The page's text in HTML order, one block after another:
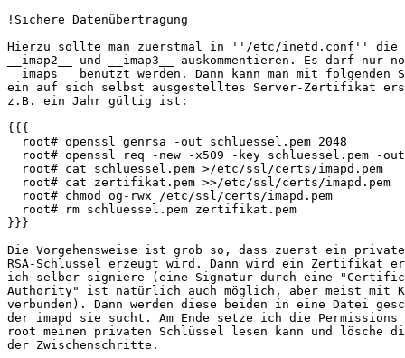
!Sichere Datenübertragung
Hierzu sollte man zuerstmal in ''/etc/inetd.conf'' die
__imap2__ und __imap3__ auskommentieren. Es darf nur
__imaps__ benutzt werden. Dann kann man mit folgenden
ein auf sich selbst ausgestelltes Server-Zertifikat
z.B. ein Jahr gültig ist:
{{{
  root# openssl genrsa -out schluessel.pem 2048
root# openssl req -new -x509 -key schluessel.pem -
  root# cat schluessel.pem >/etc/ssl/certs/imapd.pem
  root# cat zertifikat.pem >>/etc/ssl/certs/imapd.pem
  root# chmod og-rwx /etc/ssl/certs/imapd.pem
  root# rm schluessel.pem zertifikat.pem
}}}
Die Vorgehensweise ist grob so, dass zuerst ein
RSA-Schlüssel erzeugt wird. Dann wird ein Zertifikat
ich selber signiere (eine Signatur durch eine
Authority" ist natürlich auch möglich, aber meist mit
verbunden). Dann werden diese beiden in eine Datei
der imapd sie sucht. Am Ende setze ich die
root meinen privaten Schlüssel lesen kann und lösche
der Zwischenschritte.